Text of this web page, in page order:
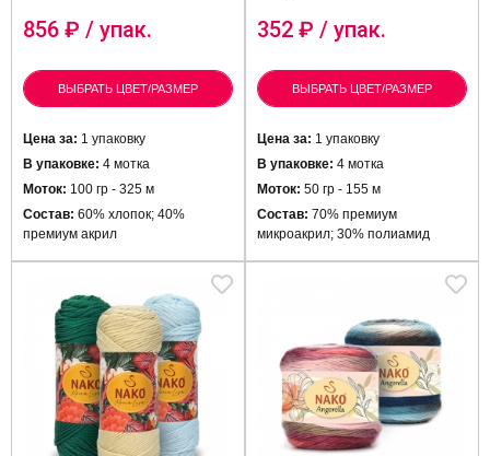
856 ₽ / упак.
ВЫБРАТЬ ЦВЕТ/РАЗМЕР
Цена за: 1 упаковку
В упаковке: 4 мотка
Моток: 100 гр - 325 м
Состав: 60% хлопок; 40%
премиум акрил
352 ₽ / упак.
ВЫБРАТЬ ЦВЕТ/РАЗМЕР
Цена за: 1 упаковку
В упаковке: 4 мотка
Моток: 50 гр - 155 м
Состав: 70% премиум
микроакрил; 30% полиамид